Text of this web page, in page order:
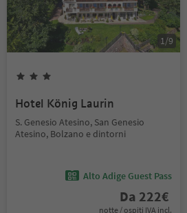
1/9
Hotel König Laurin
S. Genesio Atesino, San Genesio
Atesino, Bolzano e dintorni
Alto Adige Guest Pass
Da 222€
notte / ospiti IVA incl.